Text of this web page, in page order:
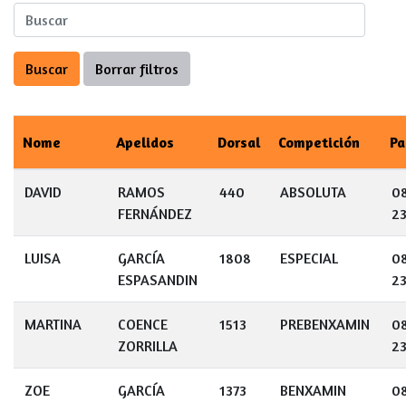
Nome Apelidos Dorsal Competición
DAVID
RAMOS
FERNÁNDEZ
440 ABSOLUTA
LUISA
GARCÍA
ESPASANDIN
1808 ESPECIAL
MARTINA
COENCE
ZORRILLA
1513 PREBENXAMIN
ZOE
GARCÍA
1373 BENXAMIN